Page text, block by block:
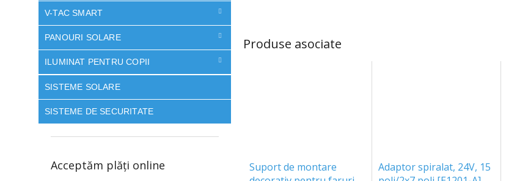
V-TAC SMART
PANOURI SOLARE
ILUMINAT PENTRU COPII
SISTEME SOLARE
SISTEME DE SECURITATE
Acceptăm plăţi online
Produse asociate
Suport de montare
Adaptor spiralat, 24V, 15